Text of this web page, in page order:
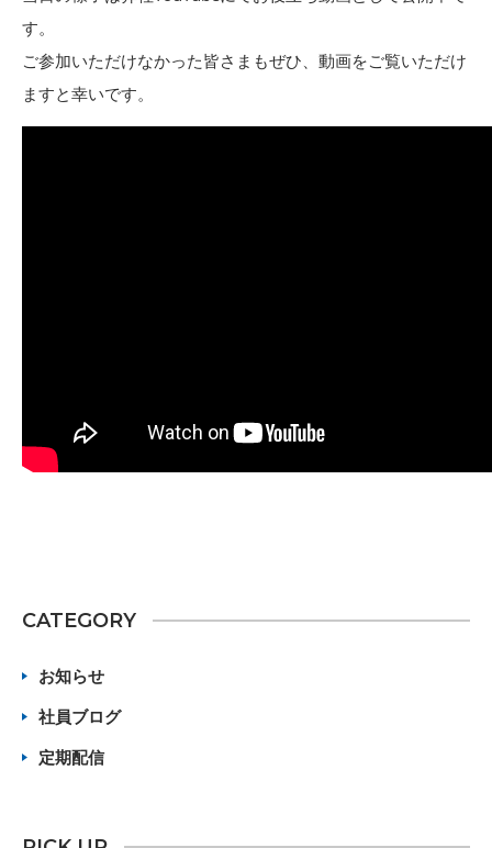
す。
ご参加いただけなかった皆さまもぜひ、動画をご覧いただけ
ますと幸いです。
CATEGORY
お知らせ
社員ブログ
定期配信